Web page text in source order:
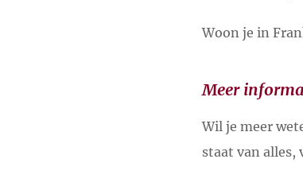
Woon je in
Meer
Wil je meer
staat van